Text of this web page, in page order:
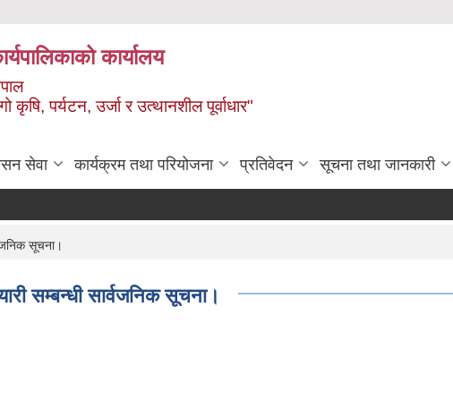
कार्यालय
कृषि, पर्यटन, उर्जा र उत्थानशील पूर्वाधार"
सेवा कार्यक्रम तथा परियोजना प्रतिवेदन सूचना तथा जानकारी
सूचना।
सम्बन्धी सार्वजनिक सूचना।